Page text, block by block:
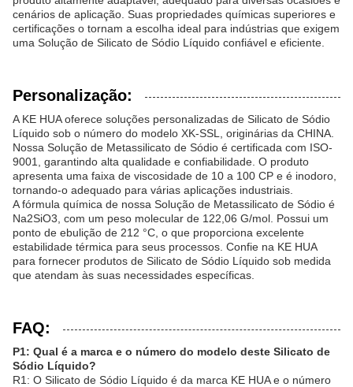
cenários de aplicação. Suas propriedades químicas superiores e
certificações o tornam a escolha ideal para indústrias que exigem
uma Solução de Silicato de Sódio Líquido confiável e eficiente.
Personalização:
A KE HUA oferece soluções personalizadas de Silicato de Sódio
Líquido sob o número do modelo XK-SSL, originárias da CHINA.
Nossa Solução de Metassilicato de Sódio é certificada com ISO-
9001, garantindo alta qualidade e confiabilidade. O produto
apresenta uma faixa de viscosidade de 10 a 100 CP e é inodoro,
tornando-o adequado para várias aplicações industriais.
A fórmula química de nossa Solução de Metassilicato de Sódio é
Na2SiO3, com um peso molecular de 122,06 G/mol. Possui um
ponto de ebulição de 212 °C, o que proporciona excelente
estabilidade térmica para seus processos. Confie na KE HUA
para fornecer produtos de Silicato de Sódio Líquido sob medida
que atendam às suas necessidades específicas.
FAQ:
P1: Qual é a marca e o número do modelo deste Silicato de
Sódio Líquido?
R1: O Silicato de Sódio Líquido é da marca KE HUA e o número